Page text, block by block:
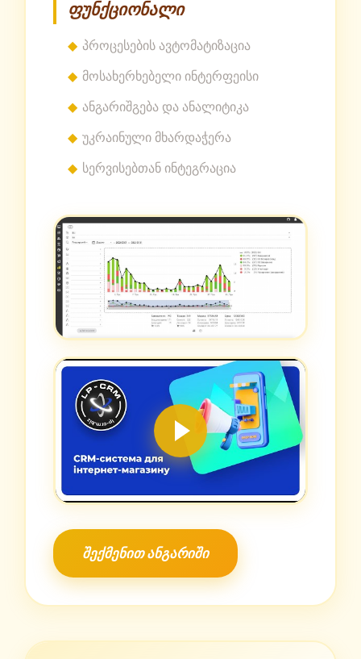
ფუნქციონალი
პროცესების ავტომატიზაცია
მოსახერხებელი ინტერფეისი
ანგარიშგება და ანალიტიკა
უკრაინული მხარდაჭერა
სერვისებთან ინტეგრაცია
შექმენით ანგარიში